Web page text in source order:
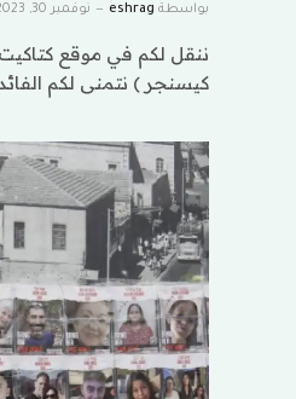
بواسطة eshrag نوفمبر 30, 2023
ننقل لكم في موقع
كيسنجر ) نتمنى لكم